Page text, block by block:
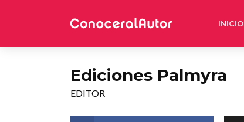
INICIO
Ediciones Palmyra
EDITOR